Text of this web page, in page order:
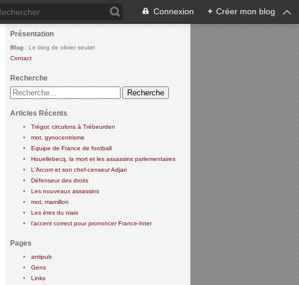
Connexion + Créer mon blog
Présentation
Blog : Le blog de olivier seutet
Contact
Recherche
Articles Récents
Trégor, circulons à Trébeurden
mot, gynocentrisme
Equipe de France de football
Houellebecq, la mort et les assassins parlementaires
L'Arcom et son chef-censeur Adjari
Défenseur des droits
Les nouveaux assassins
mot, mamillon
Les ères du niais
l'accent correct pour prononcer France-Inter
Pages
antipub
Gens
Links